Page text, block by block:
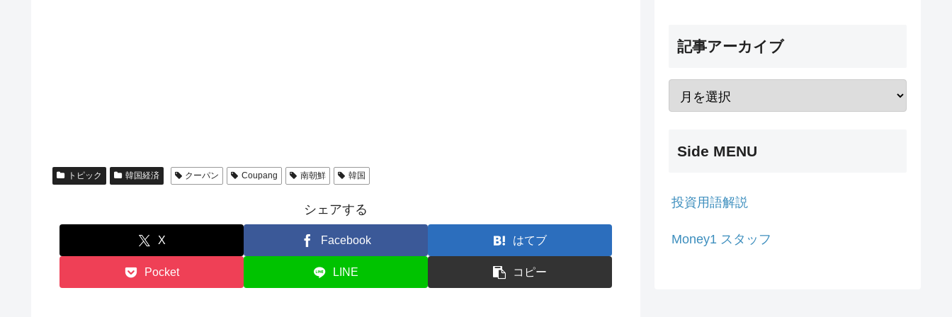
トピック 韓国経済 クーパン Coupang 南朝鮮 韓国
シェアする
X Facebook はてブ
Pocket LINE コピー
記事アーカイブ
Side MENU
投資用語解説
Money1 スタッフ